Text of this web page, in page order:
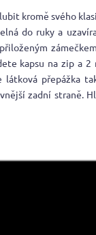
kromě svého
do ruky a
kapsu na zip a 2
přepážka
zadní straně.